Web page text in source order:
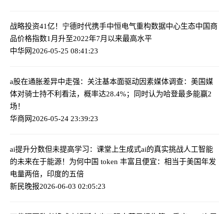
战略投资41亿！宁德时代携手中恒电气重构数据中心生态中国商
品价格指数1月升至2022年7月以来最高水平
中华网2026-05-25 08:41:23
a股在通胀差异中走强：关注基本面驱动因素媒体调查：美国媒
体对骑士持不利看法，概率达28.4%；同时认为哈登最多能赢2
场！
华商网2026-05-24 23:39:23
ai提升分数但未提高学习：课堂上生成式ai的真实挑战人工智能
的未来在于能源！为何中国 token 丰富且便宜：相当于美国年发
电量两倍，印度的五倍
新民晚报2026-06-03 02:05:23